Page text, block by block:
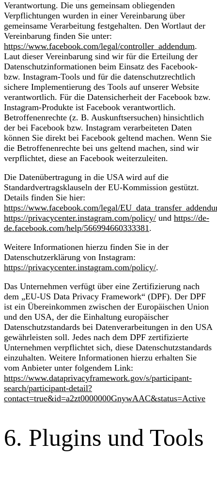
Verantwortung. Die uns gemeinsam obliegenden
Verpflichtungen wurden in einer Vereinbarung über
gemeinsame Verarbeitung festgehalten. Den Wortlaut der
Vereinbarung finden Sie unter:
https://www.facebook.com/legal/controller_addendum.
Laut dieser Vereinbarung sind wir für die Erteilung der
Datenschutzinformationen beim Einsatz des Facebook-
bzw. Instagram-Tools und für die datenschutzrechtlich
sichere Implementierung des Tools auf unserer Website
verantwortlich. Für die Datensicherheit der Facebook bzw.
Instagram-Produkte ist Facebook verantwortlich.
Betroffenenrechte (z. B. Auskunftsersuchen) hinsichtlich
der bei Facebook bzw. Instagram verarbeiteten Daten
können Sie direkt bei Facebook geltend machen. Wenn Sie
die Betroffenenrechte bei uns geltend machen, sind wir
verpflichtet, diese an Facebook weiterzuleiten.
Die Datenübertragung in die USA wird auf die
Standardvertragsklauseln der EU-Kommission gestützt.
Details finden Sie hier:
https://www.facebook.com/legal/
https://privacycenter.instagram.com/policy/ und https://de-
de.facebook.com/help/566994660333381 .
Weitere Informationen hierzu finden Sie in der
Datenschutzerklärung von Instagram:
https://privacycenter.instagram.com/policy/.
Das Unternehmen verfügt über eine Zertifizierung nach
dem „EU-US Data Privacy Framework“ (DPF). Der DPF
ist ein Übereinkommen zwischen der Europäischen Union
und den USA, der die Einhaltung europäischer
Datenschutzstandards bei Datenverarbeitungen in den USA
gewährleisten soll. Jedes nach dem DPF zertifizierte
Unternehmen verpflichtet sich, diese Datenschutzstandards
einzuhalten. Weitere Informationen hierzu erhalten Sie
vom Anbieter unter folgendem Link:
https://www.dataprivacyframework.gov/s/participant-
search/participant-detail?
contact=true&id=a2zt0000000GnywAAC&status=Active
6. Plugins und Tools